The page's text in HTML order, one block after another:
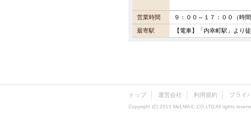
営業時間
９：００～１７：００（時
最寄駅
【電車】「内幸町駅」より
トップ 運営会社 利用規約 プライ
Copyright (C) 2015 MeLMAX.,CO.LTD All rights